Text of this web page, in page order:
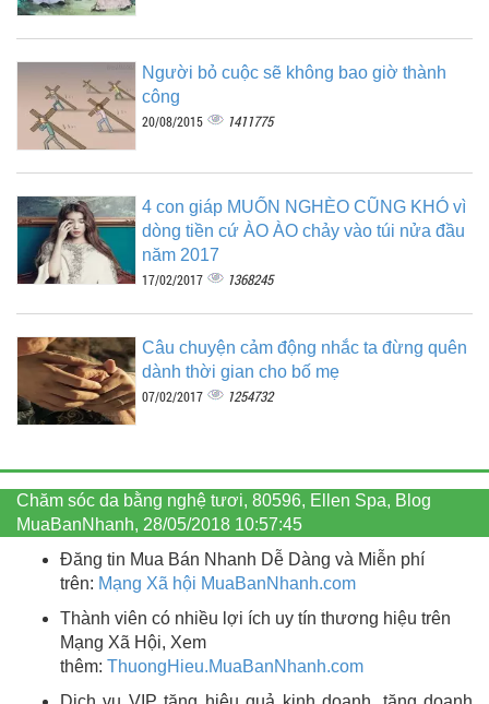
Người bỏ cuộc sẽ không bao giờ thành
công
20/08/2015 1411775
4 con giáp MUỐN NGHÈO CŨNG KHÓ vì
dòng tiền cứ ÀO ÀO chảy vào túi nửa đầu
năm 2017
17/02/2017 1368245
Câu chuyện cảm động nhắc ta đừng quên
dành thời gian cho bố mẹ
07/02/2017 1254732
Chăm sóc da bằng nghệ tươi, 80596, Ellen Spa, Blog
MuaBanNhanh, 28/05/2018 10:57:45
Đăng tin Mua Bán Nhanh Dễ Dàng và Miễn phí
trên: Mạng Xã hội MuaBanNhanh.com
Thành viên có nhiều lợi ích uy tín thương hiệu trên
Mạng Xã Hội, Xem
thêm: ThuongHieu.MuaBanNhanh.com